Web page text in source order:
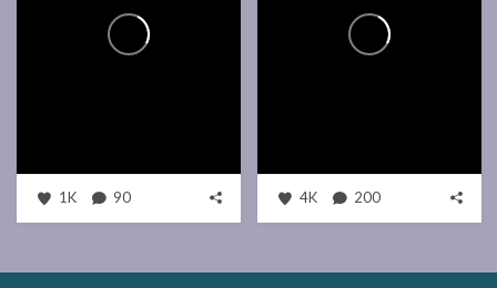
1K 90 4K 200